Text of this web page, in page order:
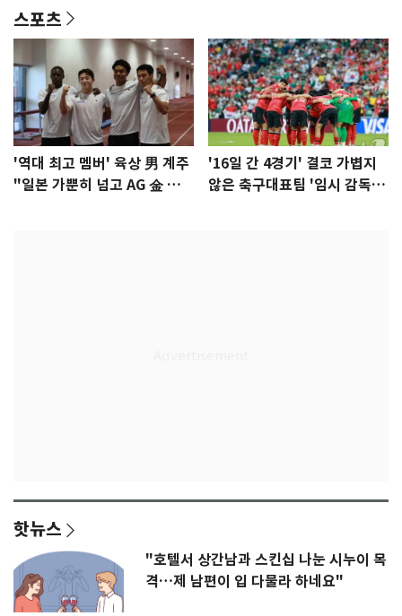
스포츠
'역대 최고 멤버' 육상 男 계주
"일본 가뿐히 넘고 AG 金 따겠
'16일 간 4경기' 결코 가볍지
않은 축구대표팀 '임시 감독'
핫뉴스
"호텔서 상간남과 스킨십 나눈 시누이 목
격…제 남편이 입 다물라 하네요"